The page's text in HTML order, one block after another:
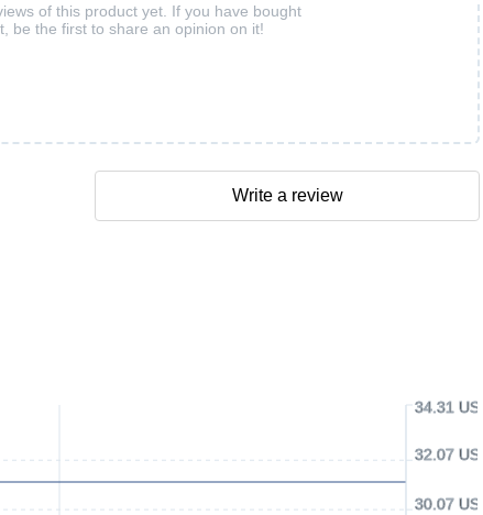
30.07 USD
32.07 USD
34.31 USD
of this product yet. If you have bought
be the first to share an opinion on it!
Write a review